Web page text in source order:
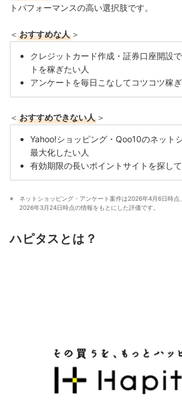
トパフォーマンスの高い選択肢です。
＜ おすすめな人 ＞
クレジットカード作成・証券口座開設
トを稼ぎたい人
アンケートを毎日こなしてコツコツ稼
＜ おすすめできない人 ＞
Yahoo!ショッピング・Qoo10のネット
最大化したい人
有効期限の長いポイントサイトを探し
ネットショッピング・アンケート案件は2026年4月6日時点
2026年3月24日時点の情報をもとにした評価です。
ハピタスとは？